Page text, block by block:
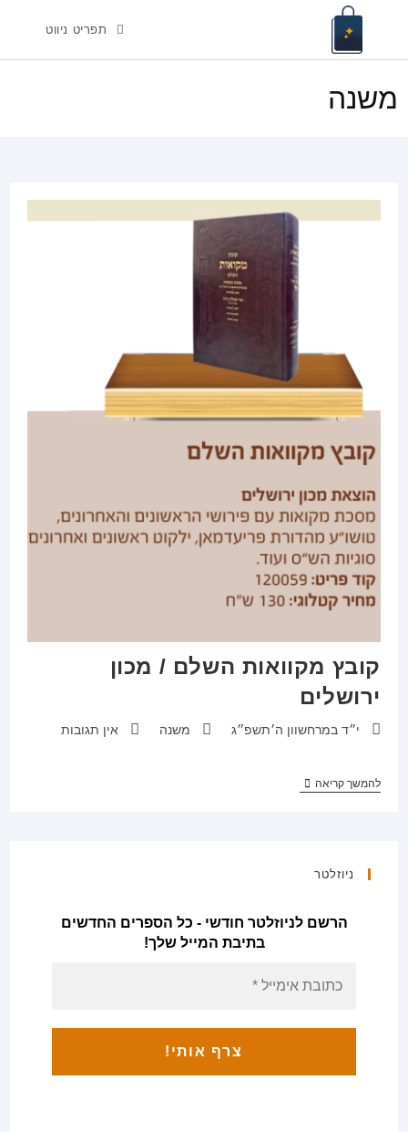
תפריט ניווט
משנה
קובץ מקוואות השלם / מכון
ירושלים
פורסם:י״ד במרחשוון ה׳תשפ״ג קטגוריה:
משנה תגובות:אין תגובות
להמשך קריאהקובץ
ניוזלטר
הרשם לניוזלטר חודשי - כל הספרים החדשים
בתיבת המייל שלך!